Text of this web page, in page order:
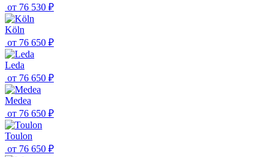
от 76 530 ₽
Köln
от 76 650 ₽
Leda
от 76 650 ₽
Medea
от 76 650 ₽
Toulon
от 76 650 ₽